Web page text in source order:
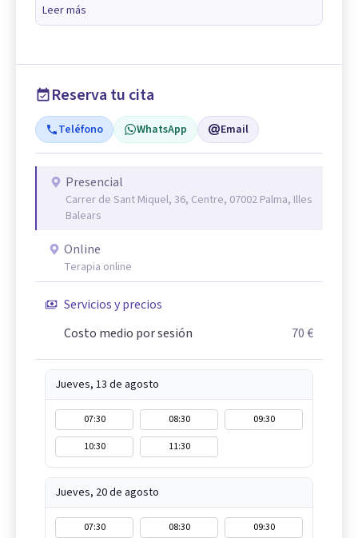
Leer más
Reserva tu cita
Teléfono WhatsApp Email
Presencial
Carrer de Sant Miquel, 36, Centre, 07002 Palma, Illes
Balears
Online
Terapia online
Servicios y precios
Costo medio por sesión
70 €
Jueves, 13 de agosto
07:30 08:30
09:30
10:30
11:30
Jueves, 20 de agosto
07:30 08:30
09:30